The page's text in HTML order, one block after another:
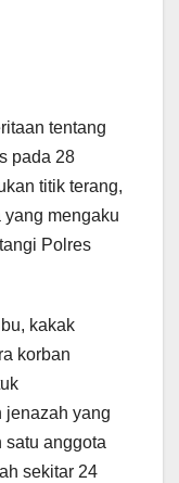
tentang
pada 28
titik terang,
yang mengaku
Polres
kakak
korban
jenazah yang
anggota
sekitar 24